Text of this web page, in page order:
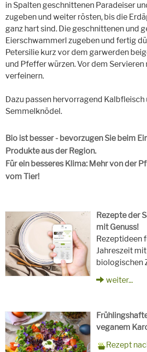
in Spalten geschnittenen Paradeiser
zugeben und weiter rösten, bis die
ganz hart sind. Die geschnittenen und
Eierschwammerl zugeben und fertig
Petersilie kurz vor dem garwerden
und Pfeffer würzen. Vor dem Servieren
verfeinern.
Dazu passen hervorragend Kalbfleisch
Semmelknödel.
Bio ist besser - bevorzugen Sie beim
Produkte aus der Region.
Für ein besseres Klima: Mehr von der
vom Tier!
Rezepte der
mit Genuss!
Rezeptideen
Jahreszeit
biologischen
weiter...
veganem
Rezept